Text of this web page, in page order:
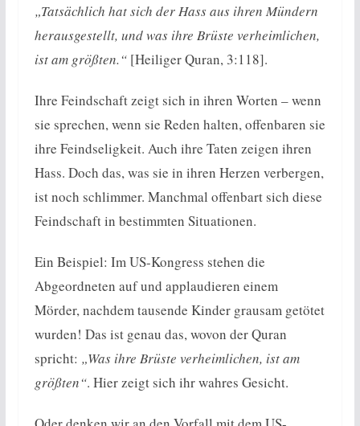
„Tatsächlich hat sich der Hass aus ihren Mündern
herausgestellt, und was ihre Brüste verheimlichen,
ist am größten.“[Heiliger Quran, 3:118].
Ihre Feindschaft zeigt sich in ihren Worten – wenn
sie sprechen, wenn sie Reden halten, offenbaren sie
ihre Feindseligkeit. Auch ihre Taten zeigen ihren
Hass. Doch das, was sie in ihren Herzen verbergen,
ist noch schlimmer. Manchmal offenbart sich diese
Feindschaft in bestimmten Situationen.
Ein Beispiel: Im US-Kongress stehen die
Abgeordneten auf und applaudieren einem
Mörder, nachdem tausende Kinder grausam getötet
wurden! Das ist genau das, wovon der Quran
spricht: „Was ihre Brüste verheimlichen, ist am
größten“. Hier zeigt sich ihr wahres Gesicht.